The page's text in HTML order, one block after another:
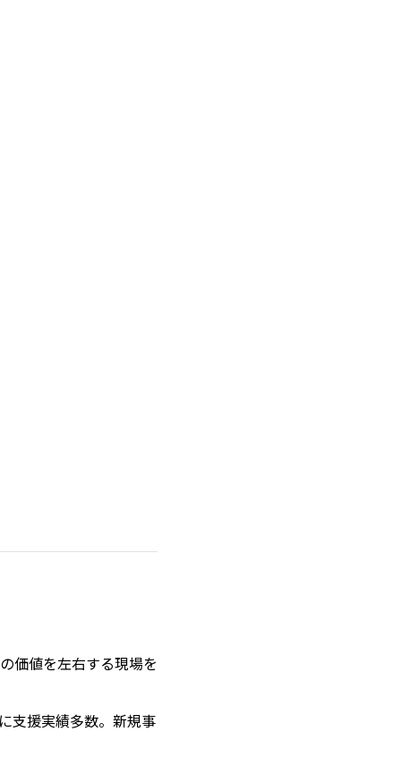
価値を左右する現場を
支援実績多数。新規事